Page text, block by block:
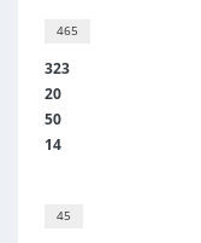
465
323
20
50
14
45